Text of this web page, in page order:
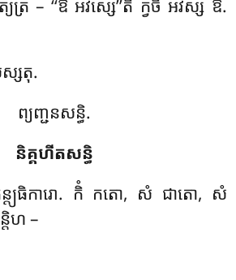
យត្រ – ‘‘ឱ អវស្សេ’’តិ ក្វចិ អវស្ស ឱ.
សតុ.
ព្យញ្ជនសន្ធិ.
និគ្គហីតសន្ធិ
យធិការោ. កិំ កតោ, សំ ជាតោ, សំ
តិហ –